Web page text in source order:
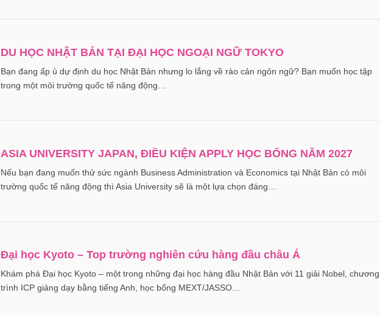
DU HỌC NHẬT BẢN TẠI ĐẠI HỌC NGOẠI NGỮ TOKYO
Bạn đang ấp ủ dự định du học Nhật Bản nhưng lo lắng về rào cản ngôn ngữ? Bạn muốn học tập
trong một môi trường quốc tế năng động…
ASIA UNIVERSITY JAPAN, ĐIỀU KIỆN APPLY HỌC BỔNG NĂM 2027
Nếu bạn đang muốn thử sức ngành Business Administration và Economics tại Nhật Bản có môi
trường quốc tế năng động thì Asia University sẽ là một lựa chọn đáng…
Đại học Kyoto – Top trường nghiên cứu hàng đầu châu Á
Khám phá Đại học Kyoto – một trong những đại học hàng đầu Nhật Bản với 11 giải Nobel, chương
trình ICP giảng dạy bằng tiếng Anh, học bổng MEXT/JASSO…